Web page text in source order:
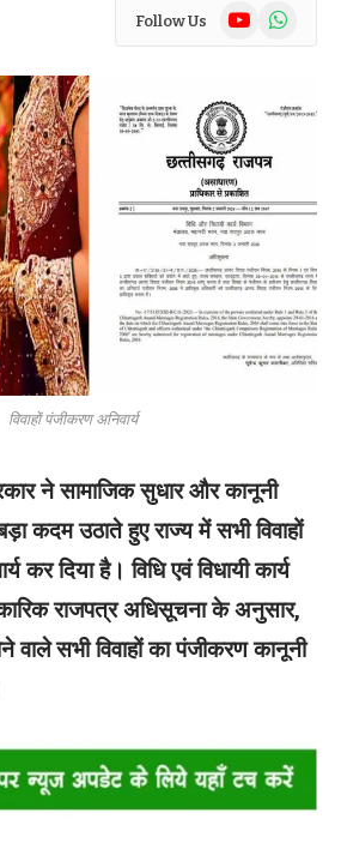
Follow Us YouTubeWhatsApp
विवाहों पंजीकरण अनिवार्य
ने सामाजिक सुधार और कानूनी
कदम उठाते हुए राज्य में सभी विवाहों
कर दिया है। विधि एवं विधायी कार्य
राजपत्र अधिसूचना के अनुसार,
सभी विवाहों का पंजीकरण कानूनी